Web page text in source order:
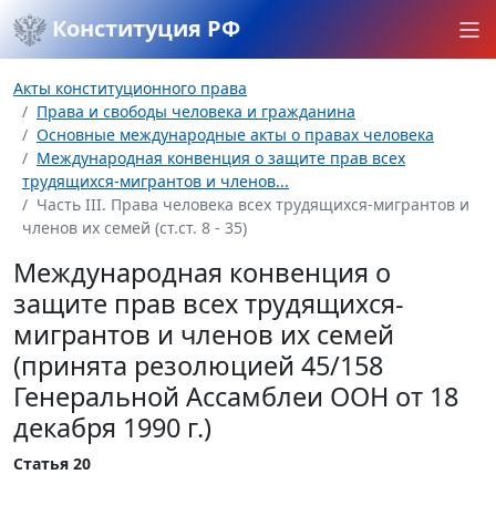
Конституция РФ
Акты конституционного права
Права и свободы человека и гражданина
Основные международные акты о правах человека
Международная конвенция о защите прав всех
трудящихся-мигрантов и членов...
Часть III. Права человека всех трудящихся-мигрантов и
членов их семей (ст.ст. 8 - 35)
Международная конвенция о
защите прав всех трудящихся-
мигрантов и членов их семей
(принята резолюцией 45/158
Генеральной Ассамблеи ООН от 18
декабря 1990 г.)
Статья 20